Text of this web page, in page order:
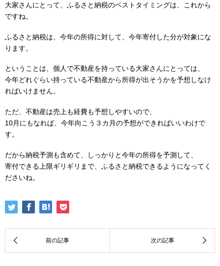
大家さんにとって、ふるさと納税のベストタイミングは、これから
ですね。
ふるさと納税は、今年の所得に対して、今年寄付した分が対象にな
ります。
ということは、個人で不動産を持っている大家さんにとっては、
今年どれぐらい持っている不動産から所得が出そうかを予想しなけ
ればいけません。
ただ、不動産は売上も経費も予想しやすいので、
10月にもなれば、今年向こう３カ月の予想ができればいいわけで
す。
だから納税予測も含めて、しっかりと今年の所得を予測して、
寄付できる上限ギリギリまで、ふるさと納税できるようになってく
ださいね。